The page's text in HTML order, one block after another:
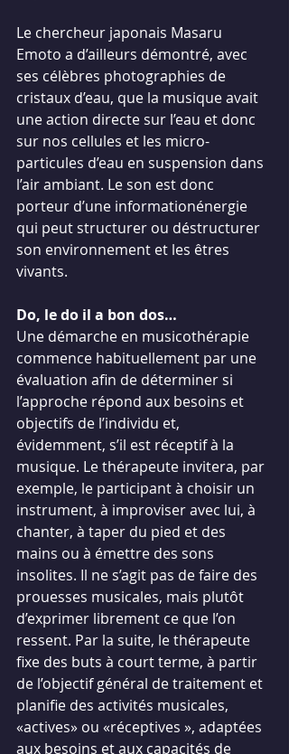
Le chercheur japonais Masaru
Emoto a d’ailleurs démontré, avec
ses célèbres photographies de
cristaux d’eau, que la musique avait
une action directe sur l’eau et donc
sur nos cellules et les micro-
particules d’eau en suspension dans
l’air ambiant. Le son est donc
porteur d’une informationénergie
qui peut structurer ou déstructurer
son environnement et les êtres
vivants.
Do, le do il a bon dos…
Une démarche en musicothérapie
commence habituellement par une
évaluation afin de déterminer si
l’approche répond aux besoins et
objectifs de l’individu et,
évidemment, s’il est réceptif à la
musique. Le thérapeute invitera, par
exemple, le participant à choisir un
instrument, à improviser avec lui, à
chanter, à taper du pied et des
mains ou à émettre des sons
insolites. Il ne s’agit pas de faire des
prouesses musicales, mais plutôt
d’exprimer librement ce que l’on
ressent. Par la suite, le thérapeute
fixe des buts à court terme, à partir
de l’objectif général de traitement et
planifie des activités musicales,
«actives» ou «réceptives », adaptées
aux besoins et aux capacités de